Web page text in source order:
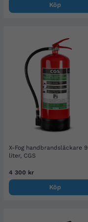
Köp
X-Fog handbrandsläckare 9
liter, CGS
4 300 kr
Köp